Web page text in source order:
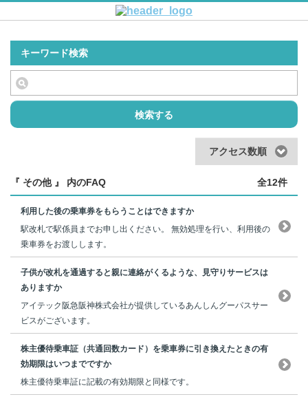
キーワード検索
検索する
アクセス数順
『 その他 』 内のFAQ 全12件
利用した後の乗車券をもらうことはできますか
駅改札で駅係員までお申し出ください。 無効処理を行い、利用後の
乗車券をお渡しします。
子供が改札を通過すると親に連絡がくるような、見守りサービスは
ありますか
アイテック阪急阪神株式会社が提供しているあんしんグーパスサー
ビスがございます。
株主優待乗車証（共通回数カード）を乗車券に引き換えたときの有
効期限はいつまでですか
株主優待乗車証に記載の有効期限と同様です。